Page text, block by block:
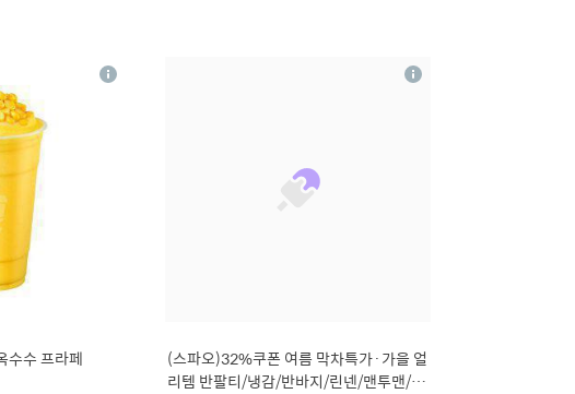
수수 프라페
상
(스파오)32%쿠폰 여름 막차특가·가을 얼
리템 반팔티/냉감/반바지/린넨/맨투맨/슬
상